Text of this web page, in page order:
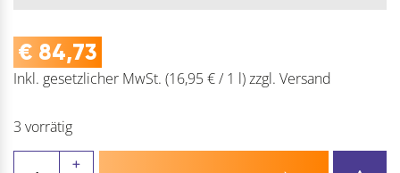
€ 84,73
Inkl. gesetzlicher MwSt. (16,95 € / 1 l)zzgl. Versand
3 vorrätig